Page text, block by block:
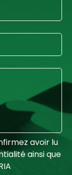
avoir lu
ainsi que